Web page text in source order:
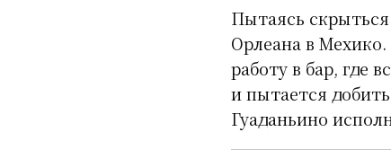
Пытаясь
Орлеана в
работу в бар, где
и пытается
Гуаданьино